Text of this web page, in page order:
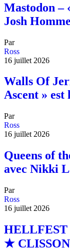
Mastodon –
Josh
Par
Ross
16 juillet 2026
Walls Of
Ascent »
Par
Ross
16 juillet 2026
Queens of
avec Nikki
Par
Ross
16 juillet 2026
HELLFEST
★ CLISSON